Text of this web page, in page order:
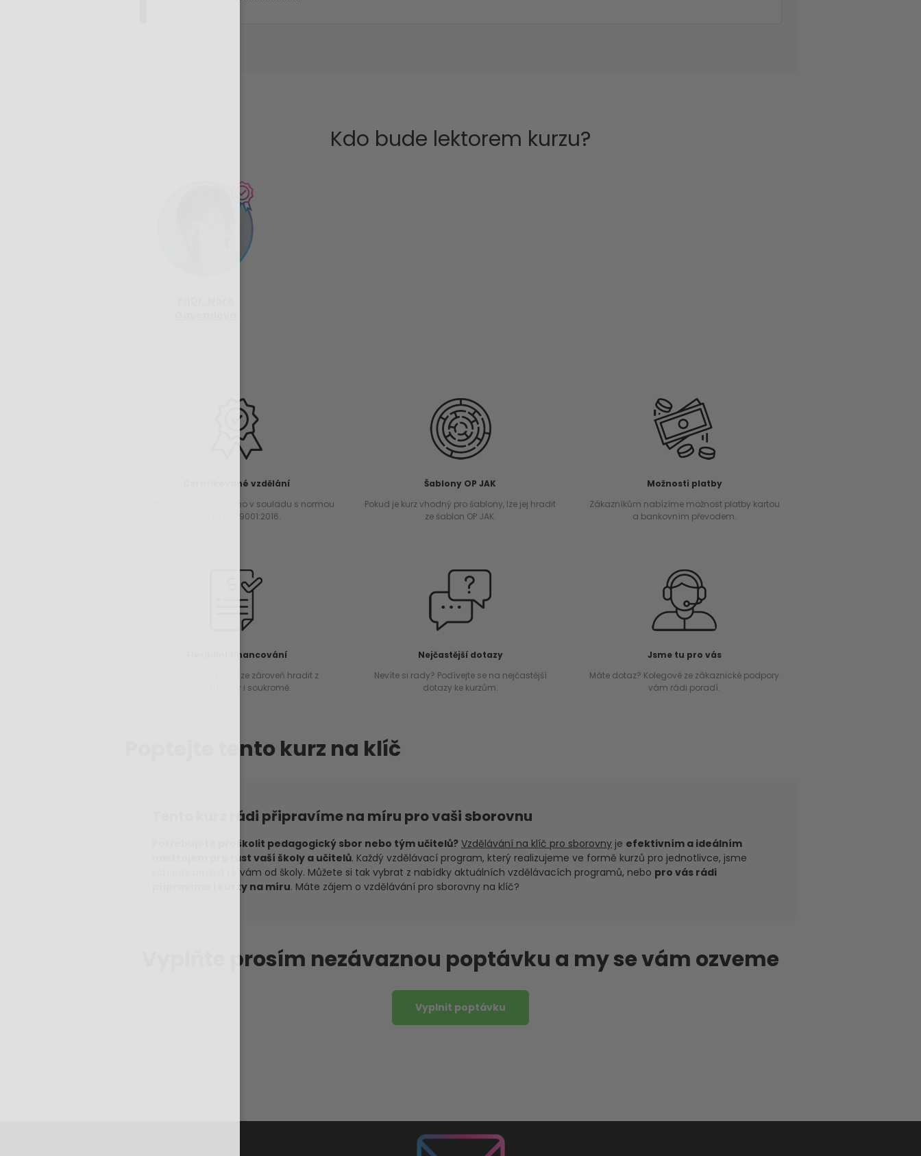
Kdo bude lektorem kurzu?
Certifikované vzdělání
Vzdělávání je realizováno v souladu s normou
ČSN EN ISO 9001:2016.
Šablony OP JAK
Pokud je kurz vhodný pro šablony, lze jej hradit
ze šablon OP JAK.
Možnosti platby
Zákazníkům nabízíme možnost platby kartou
a bankovním převodem.
Flexibilní financování
Všechny naše kurzy lze zároveň hradit z
rozpočtu školy i soukromě.
Nejčastější dotazy
Nevíte si rady? Podívejte se na nejčastější
dotazy ke kurzům.
Jsme tu pro vás
Máte dotaz? Kolegové ze zákaznické podpory
vám rádi poradí.
Poptejte tento kurz na klíč
Tento kurz rádi připravíme na míru pro vaši sborovnu
Potřebujete proškolit pedagogický sbor nebo tým učitelů? Vzdělávání na klíč pro sborovny je efektivním a ideálním
nástrojem pro růst vaší školy a učitelů. Každý vzdělávací program, který realizujeme ve formě kurzů pro jednotlivce, jsme
schopni přivést i k vám od školy. Můžete si tak vybrat z nabídky aktuálních vzdělávacích programů, nebo pro vás rádi
připravíme i kurzy na míru. Máte zájem o vzdělávání pro sborovny na klíč?
Vyplňte prosím nezávaznou poptávku a my se vám ozveme
Vyplnit poptávku